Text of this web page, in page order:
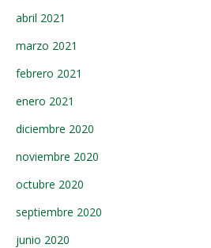
abril 2021
marzo 2021
febrero 2021
enero 2021
diciembre 2020
noviembre 2020
octubre 2020
septiembre 2020
junio 2020